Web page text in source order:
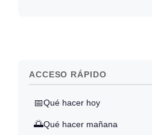
ACCESO RÁPIDO
📅Qué hacer hoy
🌅Qué hacer mañana